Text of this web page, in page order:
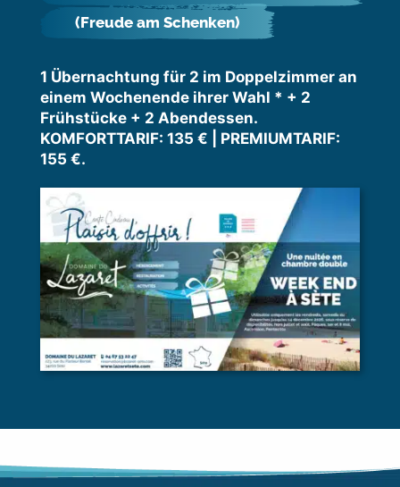
(Freude am Schenken)
1 Übernachtung für 2 im Doppelzimmer an
einem Wochenende ihrer Wahl * + 2
Frühstücke + 2 Abendessen.
KOMFORTTARIF: 135 € | PREMIUMTARIF:
155 €.